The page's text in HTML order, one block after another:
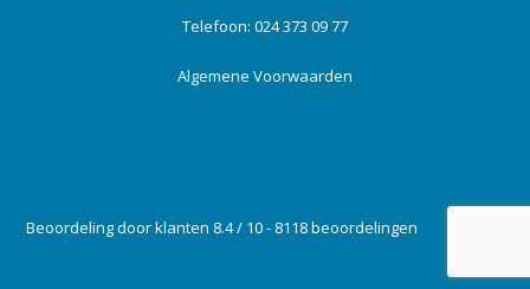
Telefoon: 024 373 09 77
Algemene Voorwaarden
Beoordeling door klanten 8.4 / 10 - 8118 beoordelingen